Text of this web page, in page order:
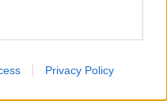
Privacy Policy